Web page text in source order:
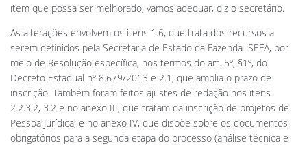
item que possa ser melhorado, vamos adequar, diz o secretário.
As alterações envolvem os itens 1.6, que trata dos recursos a
serem definidos pela Secretaria de Estado da Fazenda  SEFA, por
meio de Resolução específica, nos termos do art. 5º, §1º, do
Decreto Estadual nº 8.679/2013 e 2.1, que amplia o prazo de
inscrição. Também foram feitos ajustes de redação nos itens
2.2.3.2, 3.2 e no anexo III, que tratam da inscrição de projetos de
Pessoa Jurídica, e no anexo IV, que dispõe sobre os documentos
obrigatórios para a segunda etapa do processo (análise técnica e